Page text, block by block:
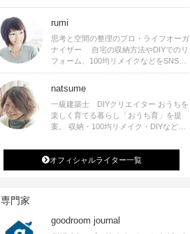
ド雑貨やインテリアに関する著書も出
ます。
rumi
思考と空間の整理のプロ・ライフオーガ
ナイザー 自宅の収納方法やDIYでのリ
フォーム、100均リメイクなどをSNSで
公開中。 収納やリメイク、インテリア
シピ提供、店舗プロデュース 2016年９
月に宝島社より【Rumiのおうち時間を
楽しむインテリア】を出版しました。
natsume
一級建築士 DIYクリエイター おうちを
楽しく育てる暮らし「おうち育」を提
案。 収納・100均リメイク・DIYなどお
発信中。 著書 なつめさんちの新しい
のになつかしいアンティークな部屋つく
り 雑誌掲載・TV出演・コラム執筆・
オフィシャルライター一覧
専門家
goodroom journal